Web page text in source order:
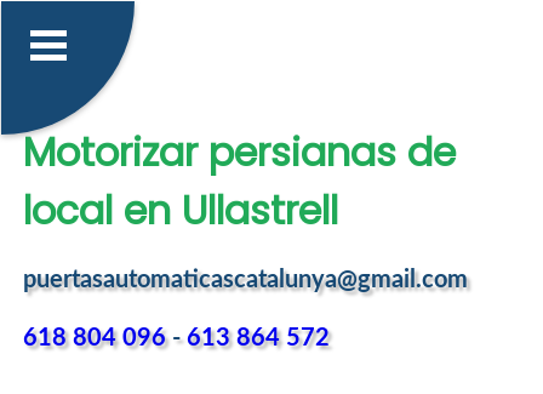
Motorizar persianas de
local en Ullastrell
puertasautomaticascatalunya@gmail.com
618 804 096 -613 864 572